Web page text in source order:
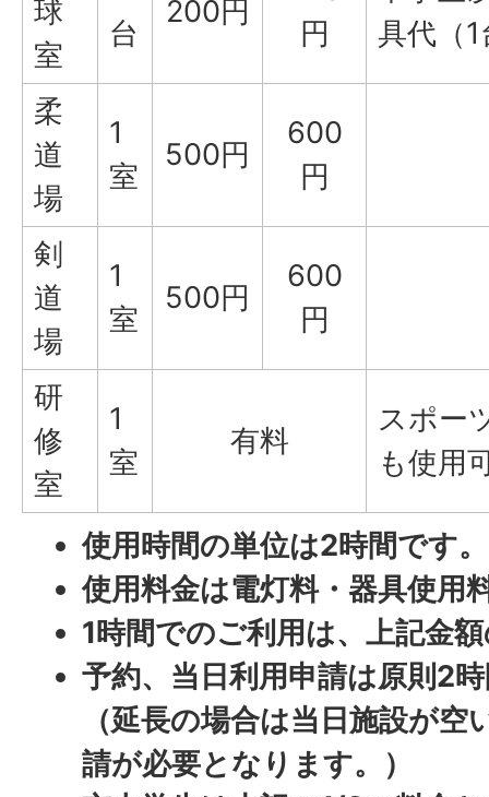
球
室
台
200円
円
具代（
柔
道
場
1
室
500円
600
円
剣
道
場
1
室
500円
600
円
研
修
室
1
室
有料
スポー
も使用
使用時間の単位は2時間です。
使用料金は電灯料・器具使用
1時間でのご利用は、上記金
予約、当日利用申請は原則2
（延長の場合は当日施設が空
請が必要となります。）